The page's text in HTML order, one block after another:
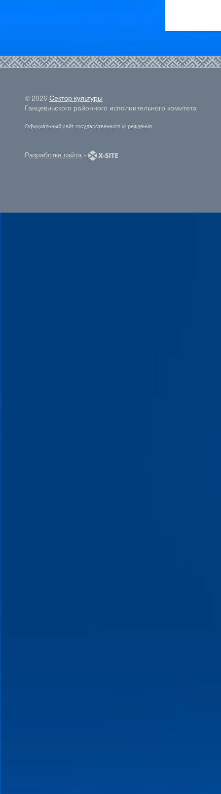
© 2026 Сектор культуры
Ганцевичского районного исполнительного комитета
Официальный сайт государственного учреждения
Разработка сайта -